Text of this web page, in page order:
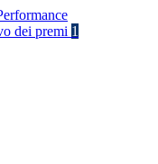
dei premi 1